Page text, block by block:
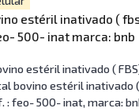
estéril inativado (
500- inat marca: bnb
estéril inativado (
bovino estéril inativado
: feo- 500- inat, marca: